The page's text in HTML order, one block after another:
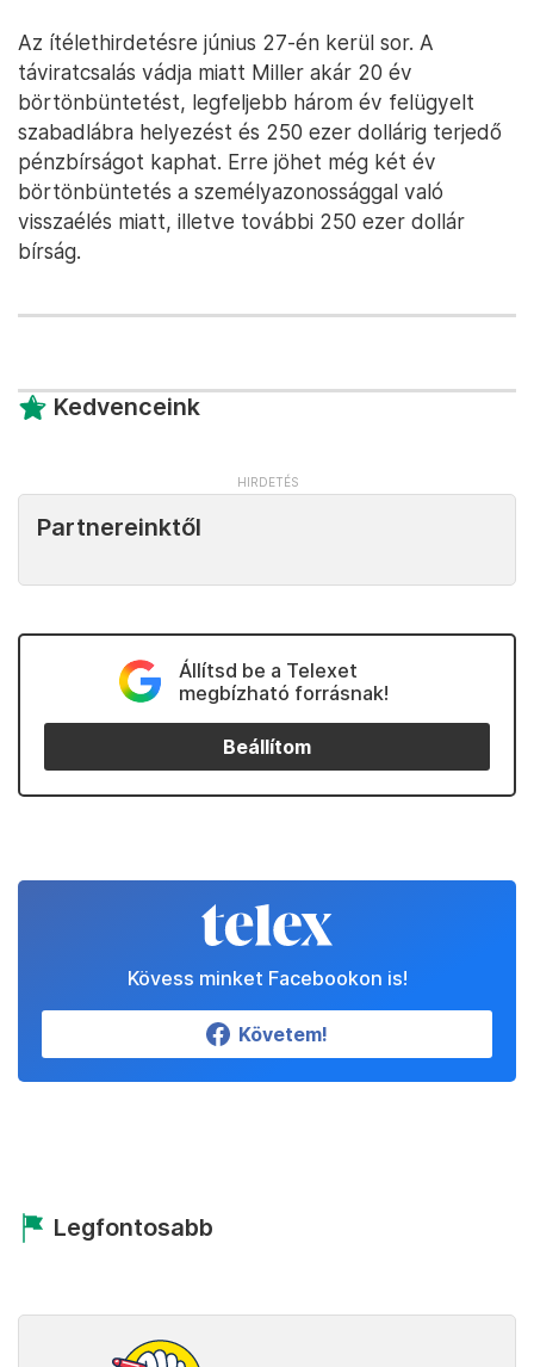
Az ítélethirdetésre június 27-én kerül sor. A
táviratcsalás vádja miatt Miller akár 20 év
börtönbüntetést, legfeljebb három év felügyelt
szabadlábra helyezést és 250 ezer dollárig terjedő
pénzbírságot kaphat. Erre jöhet még két év
börtönbüntetés a személyazonossággal való
visszaélés miatt, illetve további 250 ezer dollár
bírság.
Kedvenceink
Partnereinktől
Állítsd be a Telexet
megbízható forrásnak!
Beállítom
Kövess minket Facebookon is!
Követem!
Legfontosabb